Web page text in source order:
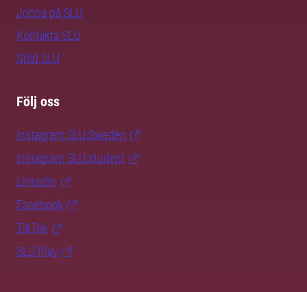
Jobba på SLU
Kontakta SLU
Stöd SLU
Följ oss
Instagram SLU.Sweden
Instagram SLU.student
LinkedIn
Facebook
TikTok
SLU Play